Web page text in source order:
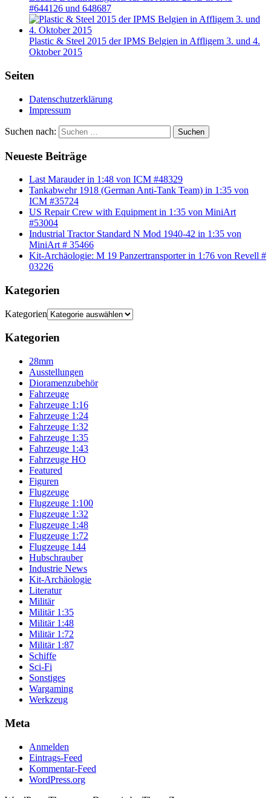
#644126 und 648687
Plastic & Steel 2015 der IPMS Belgien in Affligem 3. und 4.
Oktober 2015
Seiten
Datenschutzerklärung
Impressum
Suchen nach: Suchen
Neueste Beiträge
Last Marauder in 1:48 von ICM #48329
Tankabwehr 1918 (German Anti-Tank Team) in 1:35 von
ICM #35724
US Repair Crew with Equipment in 1:35 von MiniArt
#53004
Industrial Tractor Standard N Mod 1940-42 in 1:35 von
MiniArt # 35466
Kit-Archäologie: M 19 Panzertransporter in 1:76 von Revell #
03226
Kategorien
Kategorien
Kategorien
28mm
Ausstellungen
Dioramenzubehör
Fahrzeuge
Fahrzeuge 1:16
Fahrzeuge 1:24
Fahrzeuge 1:32
Fahrzeuge 1:35
Fahrzeuge 1:43
Fahrzeuge HO
Featured
Figuren
Flugzeuge
Flugzeuge 1:100
Flugzeuge 1:32
Flugzeuge 1:48
Flugzeuge 1:72
Flugzeuge 144
Hubschrauber
Industrie News
Kit-Archäologie
Literatur
Militär
Militär 1:35
Militär 1:48
Militär 1:72
Militär 1:87
Schiffe
Sci-Fi
Sonstiges
Wargaming
Werkzeug
Meta
Anmelden
Eintrags-Feed
Kommentar-Feed
WordPress.org